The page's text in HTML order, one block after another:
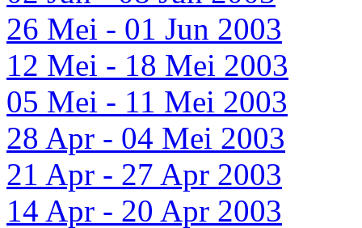
26 Mei - 01 Jun 2003
12 Mei - 18 Mei 2003
05 Mei - 11 Mei 2003
28 Apr - 04 Mei 2003
21 Apr - 27 Apr 2003
14 Apr - 20 Apr 2003